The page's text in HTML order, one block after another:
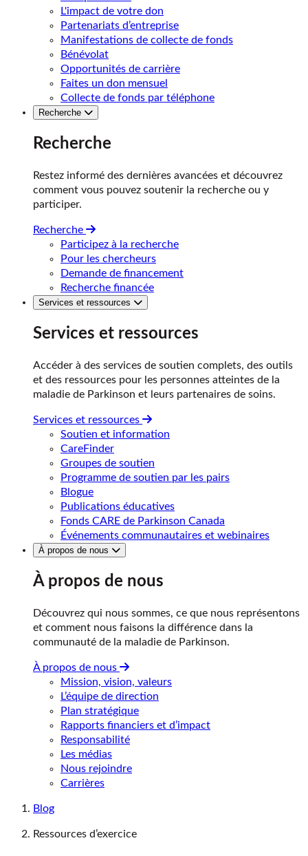
L'impact de votre don
Partenariats d’entreprise
Manifestations de collecte de fonds
Bénévolat
Opportunités de carrière
Faites un don mensuel
Collecte de fonds par téléphone
Recherche
Recherche
Restez informé des dernières avancées et découvrez
comment vous pouvez soutenir la recherche ou y
participer.
Recherche
Participez à la recherche
Pour les chercheurs
Demande de financement
Recherche financée
Services et ressources
Services et ressources
Accéder à des services de soutien complets, des outils
et des ressources pour les personnes atteintes de la
maladie de Parkinson et leurs partenaires de soins.
Services et ressources
Soutien et information
CareFinder
Groupes de soutien
Programme de soutien par les pairs
Blogue
Publications éducatives
Fonds CARE de Parkinson Canada
Événements communautaires et webinaires
À propos de nous
À propos de nous
Découvrez qui nous sommes, ce que nous représentons
et comment nous faisons la différence dans la
communauté de la maladie de Parkinson.
À propos de nous
Mission, vision, valeurs
L’équipe de direction
Plan stratégique
Rapports financiers et d’impact
Responsabilité
Les médias
Nous rejoindre
Carrières
Blog
Ressources d’exercice